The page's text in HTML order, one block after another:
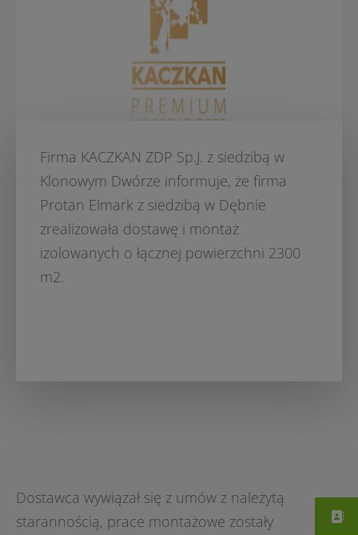
Firma KACZKAN ZDP Sp.J. z siedzibą w
Klonowym Dwórze informuje, że firma
Protan Elmark z siedzibą w Dębnie
zrealizowała dostawę i montaż
izolowanych o łącznej powierzchni 2300
m2.
Dostawca wywiązał się z umów z należytą
starannością, prace montażowe zostały